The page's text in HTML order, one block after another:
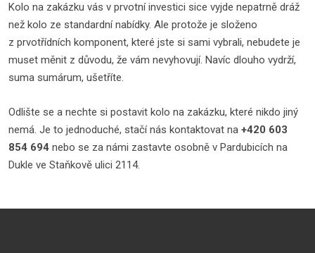
Kolo na zakázku vás v prvotní investici sice vyjde nepatrně dráž
než kolo ze standardní nabídky. Ale protože je složeno
z prvotřídních komponent, které jste si sami vybrali, nebudete je
muset měnit z důvodu, že vám nevyhovují. Navíc dlouho vydrží,
suma sumárum, ušetříte.
Odlište se a nechte si postavit kolo na zakázku, které nikdo jiný
nemá. Je to jednoduché, stačí nás kontaktovat na +420 603
854 694 nebo se za námi zastavte osobně v Pardubicích na
Dukle ve Staňkově ulici 2114.